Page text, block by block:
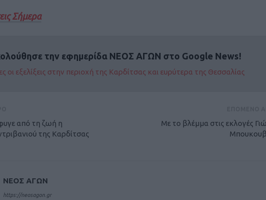
Σήμερα
την εφημερίδα ΝΕΟΣ ΑΓΩΝ στο Google News!
οι εξελίξεις στην περιοχή της Καρδίτσας και ευρύτερα της Θεσσαλίας
από τη ζωή η
της Καρδίτσας
Με το βλέμμα στις εκλογές
ΝΕΟΣ ΑΓΩΝ
https://neosagon.gr